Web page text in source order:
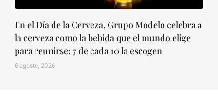
En el Día de la Cerveza, Grupo Modelo celebra a
la cerveza como la bebida que el mundo elige
para reunirse: 7 de cada 10 la escogen
6 agosto, 2026